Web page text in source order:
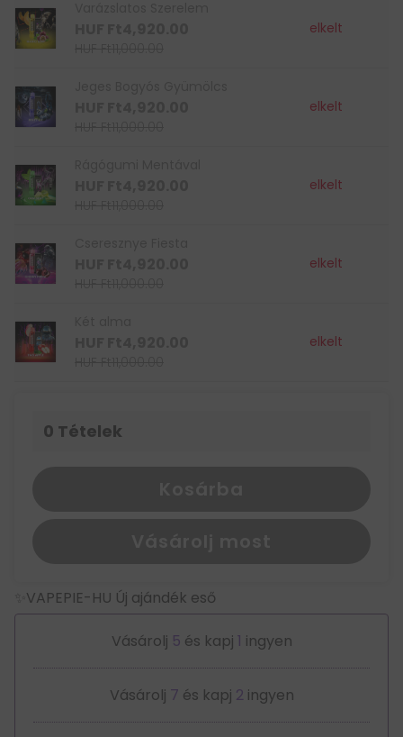
elkelt
elkelt
elkelt
elkelt
elkelt
0 Tételek
✨VAPEPIE-HU Új ajándék eső
Vásárolj 5 és kapj 1 ingyen
Vásárolj 7 és kapj 2 ingyen